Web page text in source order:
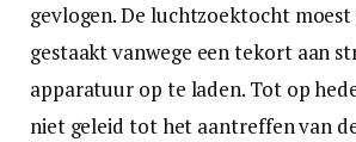
gevlogen. De luchtzoektocht
gestaakt vanwege een tekort aan
apparatuur op te laden. Tot op
niet geleid tot het aantreffen van